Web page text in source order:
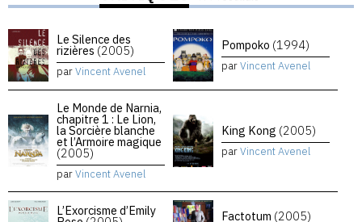
Le Silence des
rizières (2005)
parVincent Avenel
Pompoko (1994)
parVincent Avenel
Le Monde de Narnia,
chapitre 1 : Le Lion,
la Sorcière blanche
et l’Armoire magique
(2005)
parVincent Avenel
King Kong (2005)
parVincent Avenel
L’Exorcisme d’Emily Factotum (2005)